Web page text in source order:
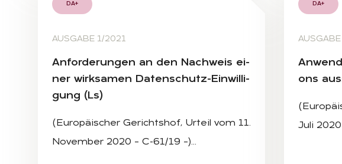
DA+
AUSGABE 1/2021
An­for­de­run­gen an den Nach­weis ei­
ner wirk­sa­men Da­ten­schutz-Ein­wil­li­
gung (Ls)
(Europäischer Gerichtshof, Urteil vom 11.
November 2020 – C-61/19 –)…
DA+
ons
Juli